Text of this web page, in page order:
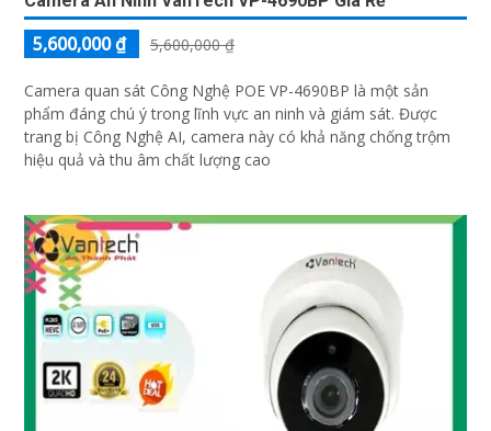
5,600,000 ₫ 5,600,000 ₫
Camera quan sát Công Nghệ POE VP-4690BP là một sản
phẩm đáng chú ý trong lĩnh vực an ninh và giám sát. Được
trang bị Công Nghệ AI, camera này có khả năng chống trộm
hiệu quả và thu âm chất lượng cao